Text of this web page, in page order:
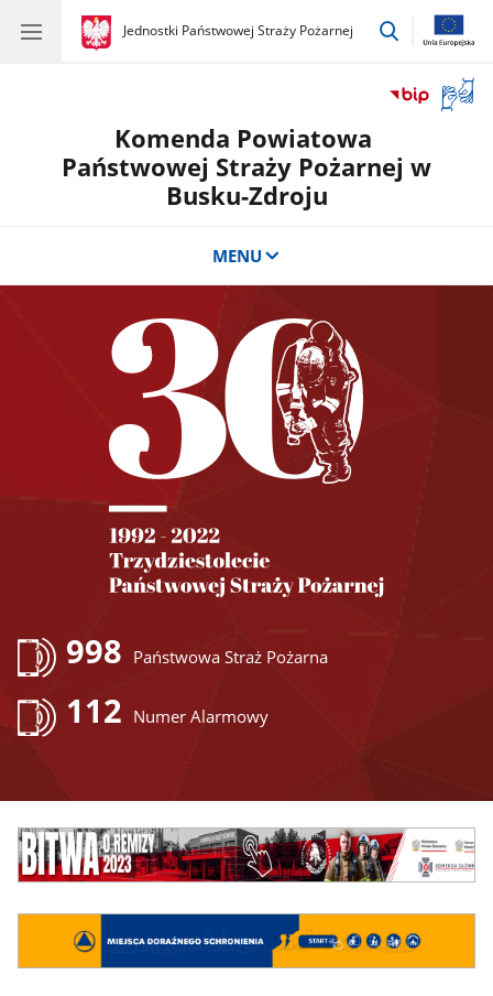
gov.pl
Jednostki Państwowej Straży Pożarnej
gov.pl
Jednostki
przejdź
okno
Komenda Powiatowa
Państwowej Straży Pożarnej w
Busku-Zdroju
MENU
998 Państwowa Straż Pożarna
112 Numer Alarmowy